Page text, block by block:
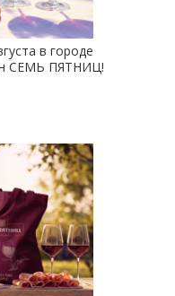
в городе
СЕМЬ ПЯТНИЦ!